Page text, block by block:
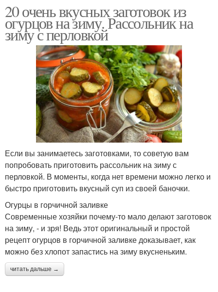
20 очень вкусных заготовок из
огурцов на зиму. Рассольник на
зиму с перловкой
Если вы занимаетесь заготовками, то советую вам
попробовать приготовить рассольник на зиму с
перловкой. В моменты, когда нет времени можно легко и
быстро приготовить вкусный суп из своей баночки.
Огурцы в горчичной заливке
Современные хозяйки почему-то мало делают заготовок
на зиму, - и зря! Ведь этот оригинальный и простой
рецепт огурцов в горчичной заливке доказывает, как
можно без хлопот запастись на зиму вкусненьким.
читать дальше →